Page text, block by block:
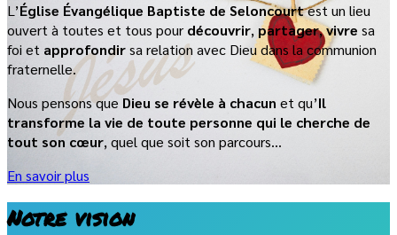
L’Église Évangélique Baptiste de Seloncourtest un lieu
ouvert à toutes et tous pour découvrir,partager,vivre sa
foi et approfondirsa relation avec Dieu dans la communion
fraternelle.
Nous pensons que Dieu se révèle à chacun et qu’Il
transforme la vie de toute personne qui le cherche de
tout son cœur, quel que soit son parcours…
En savoir plus
Notre vision